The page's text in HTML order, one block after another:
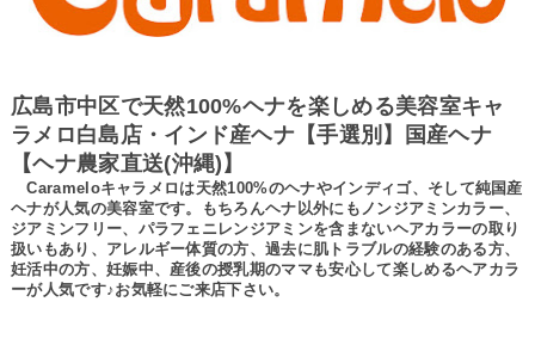
広島市中区で天然100%ヘナを楽しめる美容室キャ
ラメロ白島店・インド産ヘナ【手選別】国産ヘナ
【ヘナ農家直送(沖縄)】
Carameloキャラメロは天然100%のヘナやインディゴ、そして純国産
ヘナが人気の美容室です。もちろんヘナ以外にもノンジアミンカラー、
ジアミンフリー、パラフェニレンジアミンを含まないヘアカラーの取り
扱いもあり、アレルギー体質の方、過去に肌トラブルの経験のある方、
妊活中の方、妊娠中、産後の授乳期のママも安心して楽しめるヘアカラ
ーが人気です♪お気軽にご来店下さい。